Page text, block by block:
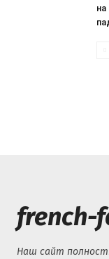
french-
Наш сайт